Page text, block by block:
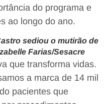
do programa e
ao longo do ano.
sediou o mutirão de
Farias/Sesacre
que transforma vidas.
a marca de 14 mil
pacientes que